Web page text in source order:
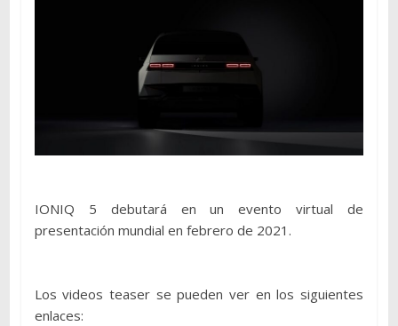
IONIQ 5 debutará en un evento virtual de
presentación mundial en febrero de 2021.
Los videos teaser se pueden ver en los siguientes
enlaces: